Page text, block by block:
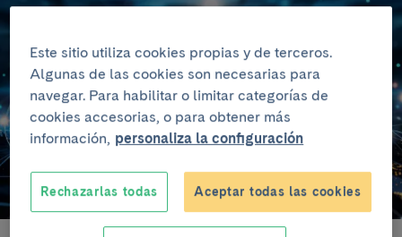
Este sitio utiliza cookies propias y de terceros.
Algunas de las cookies son necesarias para
navegar. Para habilitar o limitar categorías de
cookies accesorias, o para obtener más
información, personaliza la configuración
Rechazarlas todas Aceptar todas las cookies